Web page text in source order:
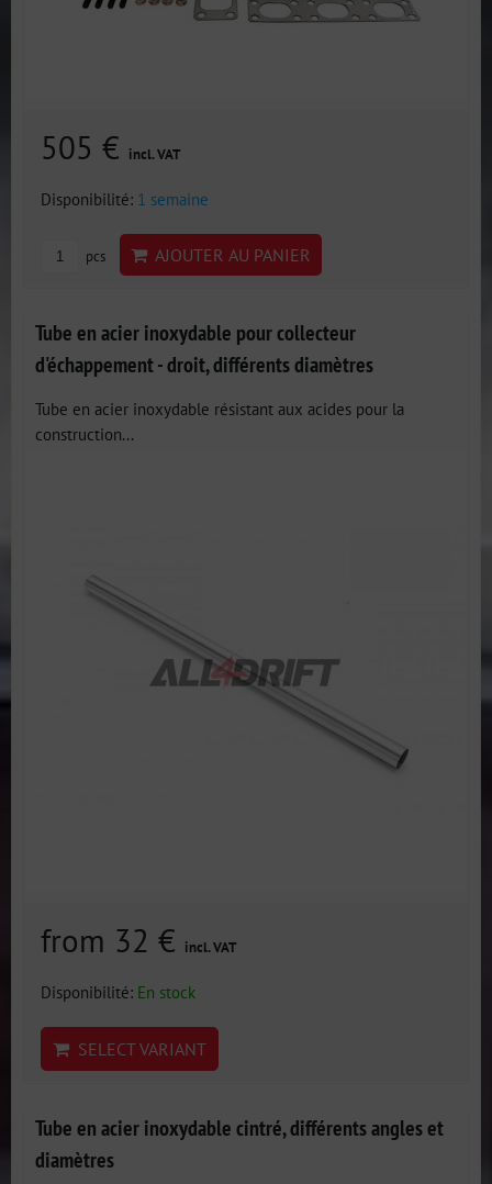
505 € incl. VAT
Disponibilité: 1 semaine
pcs AJOUTER AU PANIER
Tube en acier inoxydable pour collecteur
d'échappement - droit, différents diamètres
Tube en acier inoxydable résistant aux acides pour la
construction...
from 32 € incl. VAT
Disponibilité: En stock
SELECT VARIANT
Tube en acier inoxydable cintré, différents angles et
diamètres